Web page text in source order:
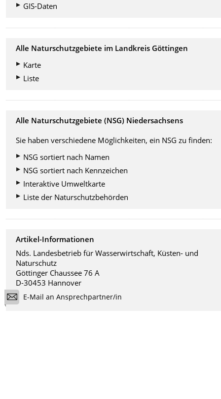
GIS-Daten
Alle Naturschutzgebiete im Landkreis Göttingen
Karte
Liste
Alle Naturschutzgebiete (NSG) Niedersachsens
Sie haben verschiedene Möglichkeiten, ein NSG zu finden:
NSG sortiert nach Namen
NSG sortiert nach Kennzeichen
Interaktive Umweltkarte
Liste der Naturschutzbehörden
Artikel-Informationen
Nds. Landesbetrieb für Wasserwirtschaft, Küsten- und
Naturschutz
Göttinger Chaussee 76 A
D-30453 Hannover
E-Mail an Ansprechpartner/in